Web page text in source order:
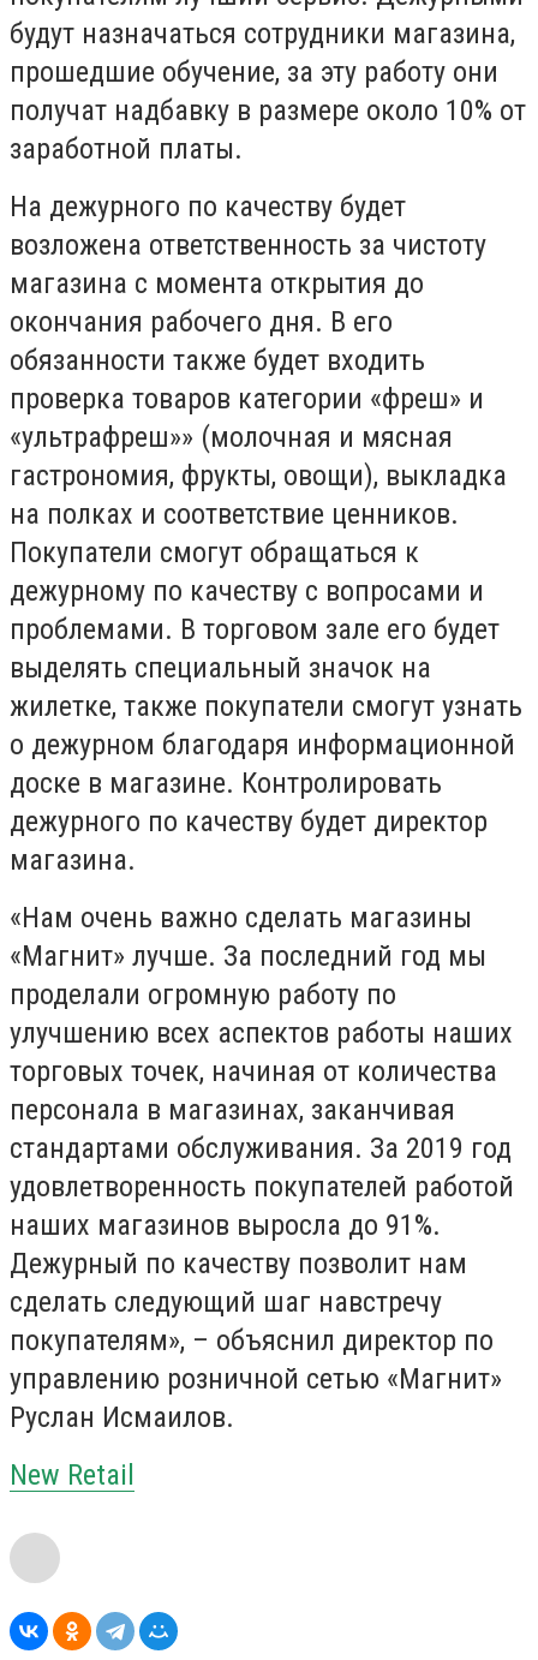
будут назначаться сотрудники магазина,
прошедшие обучение, за эту работу они
получат надбавку в размере около 10% от
заработной платы.
На дежурного по качеству будет
возложена ответственность за чистоту
магазина с момента открытия до
окончания рабочего дня. В его
обязанности также будет входить
проверка товаров категории «фреш» и
«ультрафреш»» (молочная и мясная
гастрономия, фрукты, овощи), выкладка
на полках и соответствие ценников.
Покупатели смогут обращаться к
дежурному по качеству с вопросами и
проблемами. В торговом зале его будет
выделять специальный значок на
жилетке, также покупатели смогут узнать
о дежурном благодаря информационной
доске в магазине. Контролировать
дежурного по качеству будет директор
магазина.
«Нам очень важно сделать магазины
«Магнит» лучше. За последний год мы
проделали огромную работу по
улучшению всех аспектов работы наших
торговых точек, начиная от количества
персонала в магазинах, заканчивая
стандартами обслуживания. За 2019 год
удовлетворенность покупателей работой
наших магазинов выросла до 91%.
Дежурный по качеству позволит нам
сделать следующий шаг навстречу
покупателям», – объяснил директор по
управлению розничной сетью «Магнит»
Руслан Исмаилов.
New Retail